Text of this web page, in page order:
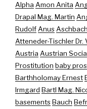
Alpha Amon Anita
Drapal Mag. Martin
RudolfAnus
Atteneder-Tischler Dr.
Austria Austrian
Prostitution baby
Barthholomay Ernest
Irmgard Bartl Mag.
basementsBauch